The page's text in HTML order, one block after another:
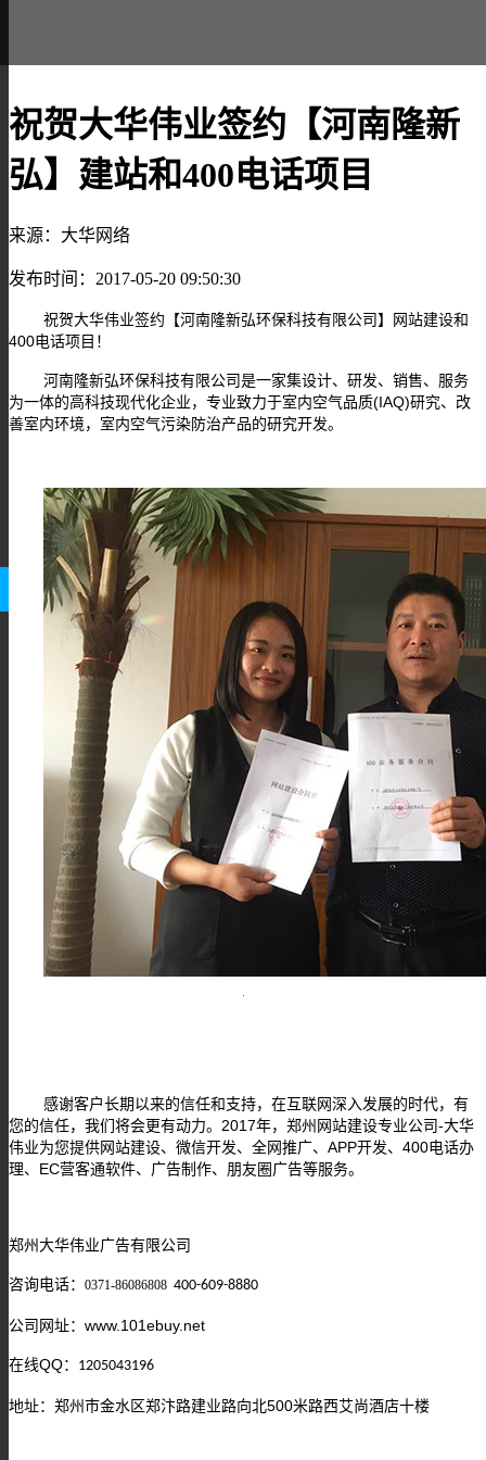
祝贺大华伟业签约【河南隆新
弘】建站和400电话项目
来源：大华网络
发布时间：2017-05-20 09:50:30
祝贺大华伟业签约【河南隆新弘环保科技有限公司】网站建设和
400电话项目！
河南隆新弘环保科技有限公司是一家集设计、研发、销售、服务
为一体的高科技现代化企业，专业致力于室内空气品质(IAQ)研究、改
善室内环境，室内空气污染防治产品的研究开发。
感谢客户长期以来的信任和支持，在互联网深入发展的时代，有
您的信任，我们将会更有动力。 2017年，郑州网站建设专业公司-大华
伟业为您提供网站建设、微信开发、全网推广、APP开发、400电话办
理、EC营客通软件、广告制作、朋友圈广告等服务。
郑州大华伟业广告有限公司
咨询电话： 0371-86086808 400-609-8880
公司网址： www.101ebuy.net
在线QQ： 1205043196
地址：郑州市金水区郑汴路建业路向北500米路西艾尚酒店十楼